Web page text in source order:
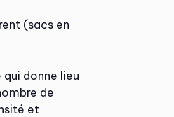
(sacs en
qui donne lieu
de
et